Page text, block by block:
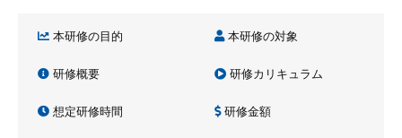
本研修の目的 本研修の対象
研修概要 研修カリキュラム
想定研修時間 研修金額